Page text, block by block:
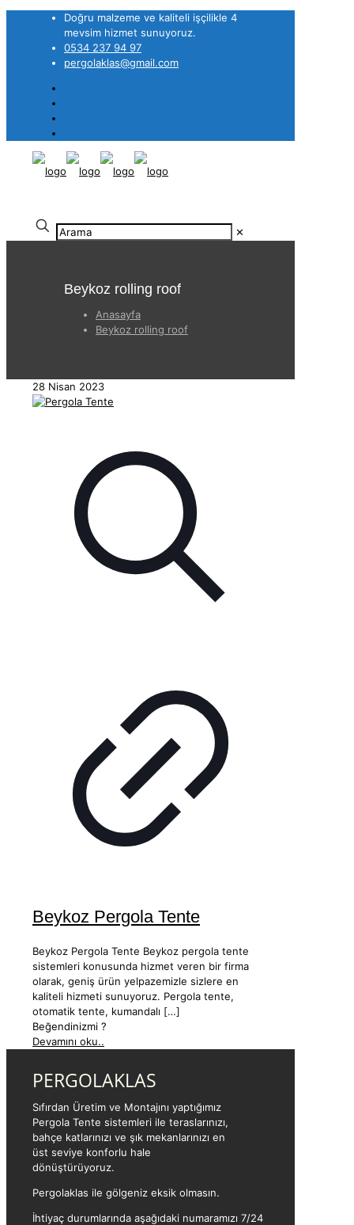
Doğru malzeme ve kaliteli işçilikle 4
mevsim hizmet sunuyoruz.
0534 237 94 97
pergolaklas@gmail.com
✕
Beykoz rolling roof
Anasayfa
Beykoz rolling roof
28 Nisan 2023
Beykoz Pergola Tente
Beykoz Pergola Tente Beykoz pergola tente
sistemleri konusunda hizmet veren bir firma
olarak, geniş ürün yelpazemizle sizlere en
kaliteli hizmeti sunuyoruz. Pergola tente,
otomatik tente, kumandalı […]
Beğendinizmi ?
Devamını oku..
PERGOLAKLAS
Sıfırdan Üretim ve Montajını yaptığımız
Pergola Tente sistemleri ile teraslarınızı,
bahçe katlarınızı ve şık mekanlarınızı en
üst seviye konforlu hale
dönüştürüyoruz.
Pergolaklas ile gölgeniz eksik olmasın.
İhtiyaç durumlarında aşağıdaki numaramızı 7/24